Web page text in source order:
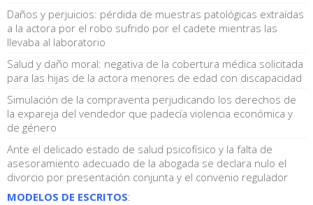
Daños y perjuicios: pérdida de muestras patológicas extraídas
a la actora por el robo sufrido por el cadete mientras las
llevaba al laboratorio
Salud y daño moral: negativa de la cobertura médica solicitada
para las hijas de la actora menores de edad con discapacidad
Simulación de la compraventa perjudicando los derechos de
la expareja del vendedor que padecía violencia económica y
de género
Ante el delicado estado de salud psicofísico y la falta de
asesoramiento adecuado de la abogada se declara nulo el
divorcio por presentación conjunta y el convenio regulador
MODELOS DE ESCRITOS: